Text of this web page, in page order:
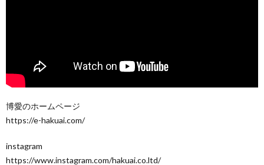
博愛のホームページ
https://e-hakuai.com/
instagram
https://www.instagram.com/hakuai.co.ltd/